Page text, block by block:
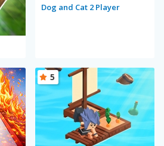
Dog and Cat 2 Player
5